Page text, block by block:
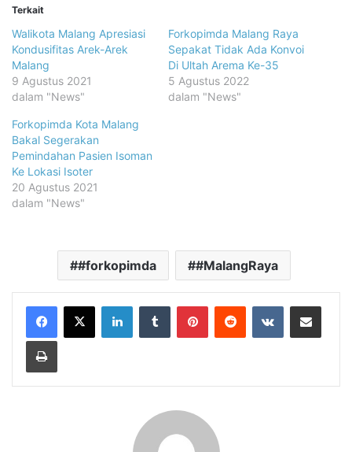
Terkait
Walikota Malang Apresiasi
Kondusifitas Arek-Arek
Malang
9 Agustus 2021
dalam "News"
Forkopimda Malang Raya
Sepakat Tidak Ada Konvoi
Di Ultah Arema Ke-35
5 Agustus 2022
dalam "News"
Forkopimda Kota Malang
Bakal Segerakan
Pemindahan Pasien Isoman
Ke Lokasi Isoter
20 Agustus 2021
dalam "News"
#forkopimda #MalangRaya
LinkedInTumblr PinterestReddit VKontakteShare via Email
Print